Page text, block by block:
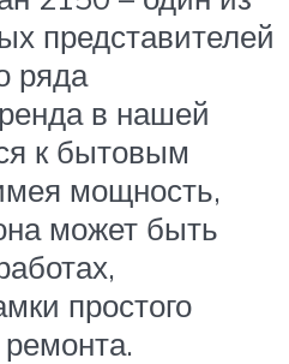
представителей
ряда
в нашей
к бытовым
мощность,
может быть
простого